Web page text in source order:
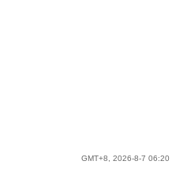
GMT+8, 2026-8-7 06:20